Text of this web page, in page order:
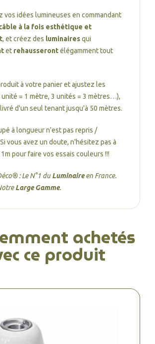
vos idées lumineuses en commandant
à la fois esthétique et
, et créez des luminairesqui
et rehausserontélégamment tout
à votre panier et ajustez les
= 1 mètre, 3 unités = 3 mètres…),
d'un seul tenant jusqu'à 50 mètres.
à longueur n'est pas repris /
vous avez un doute, n'hésitez pas à
pour faire vos essais couleurs !!!
: Le N°1 duLuminaireen France.
Large Gamme.
achetés
ce produit